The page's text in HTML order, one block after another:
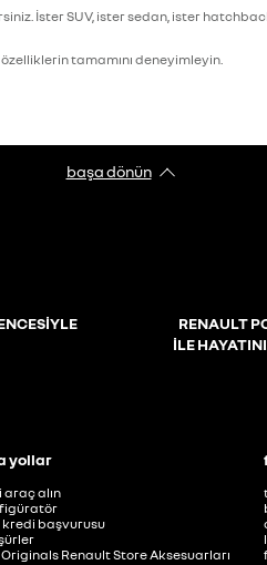
İster SUV, ister sedan, ister
tamamını deneyimleyin.
başa dönün
RENAULT
İLE
yollar
araç alın
kredi başvurusu
Originals Renault Store Aksesuarları